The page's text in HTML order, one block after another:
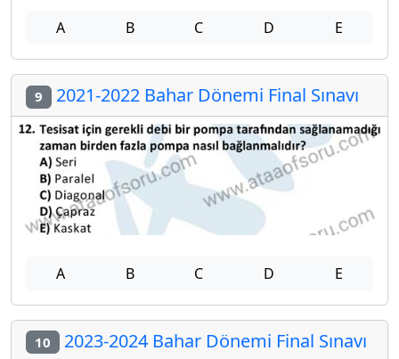
A B C D E
9 2021-2022 Bahar Dönemi Final Sınavı
A B C D E
10 2023-2024 Bahar Dönemi Final Sınavı